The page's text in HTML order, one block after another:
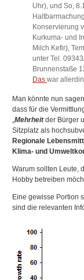
Uhr), und So,
Konservierung
Kurkuma- und
Milch Kefir),
unter Tel.
Brunnenstaße
Das war
Man könnte nun
dass für die
„Mehrheitder Bürger
Sitzplatz als
Regionale
Klima- und
Warum sollten Leute,
Hobby betreiben
Eine gewisse Portion
sind die relevanten